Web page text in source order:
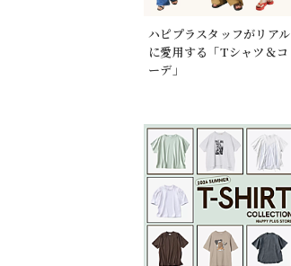
ハピプラスタッフがリアル
に愛用する「Tシャツ＆コ
ーデ」